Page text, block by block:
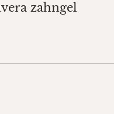
zahngel